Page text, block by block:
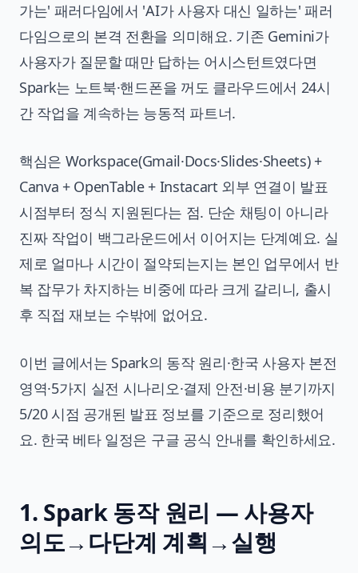
가는' 패러다임에서 'AI가 사용자 대신 일하는' 패러
다임으로의 본격 전환을 의미해요. 기존 Gemini가
사용자가 질문할 때만 답하는 어시스턴트였다면
Spark는 노트북·핸드폰을 꺼도 클라우드에서 24시
간 작업을 계속하는 능동적 파트너.
핵심은 Workspace(Gmail·Docs·Slides·Sheets) +
Canva + OpenTable + Instacart 외부 연결이 발표
시점부터 정식 지원된다는 점. 단순 채팅이 아니라
진짜 작업이 백그라운드에서 이어지는 단계예요. 실
제로 얼마나 시간이 절약되는지는 본인 업무에서 반
복 잡무가 차지하는 비중에 따라 크게 갈리니, 출시
후 직접 재보는 수밖에 없어요.
이번 글에서는 Spark의 동작 원리·한국 사용자 본전
영역·5가지 실전 시나리오·결제 안전·비용 분기까지
5/20 시점 공개된 발표 정보를 기준으로 정리했어
요. 한국 베타 일정은 구글 공식 안내를 확인하세요.
1. Spark 동작 원리 — 사용자
의도→다단계 계획→실행